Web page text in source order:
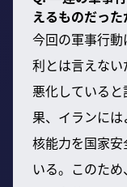
えるものだった
今回の軍事行
利とは言えな
悪化している
果、イランに
核能力を国家
いる。このた